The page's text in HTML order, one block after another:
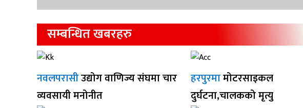
सम्बन्धित खबरहरु
नवलपरासीउद्योग वाणिज्य संघमा चार
व्यवसायी मनोनीत
हरपुरमामोटरसाइकल
दुर्घटना,चालकको मृत्यु